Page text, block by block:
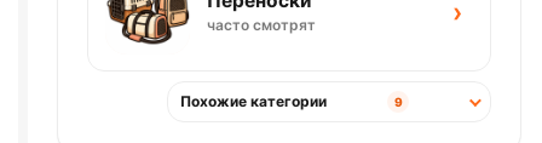
часто смотрят ›
Похожие категории 9